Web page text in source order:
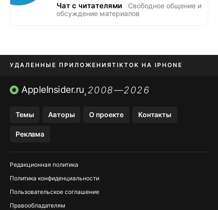
Чат с читателями
Свободное общение и
обсуждение материалов
УДАЛЕННЫЕ ПРИЛОЖЕНИЯTIKTOK НА IPHONE
ПРИЛОЖЕНИЯ БЕЗ APP STORE
AppleInsider.ru,2008—2026
Темы Авторы О проекте Контакты
Реклама
Редакционная политика
Политика конфиденциальности
Пользовательское соглашение
Правообладателям